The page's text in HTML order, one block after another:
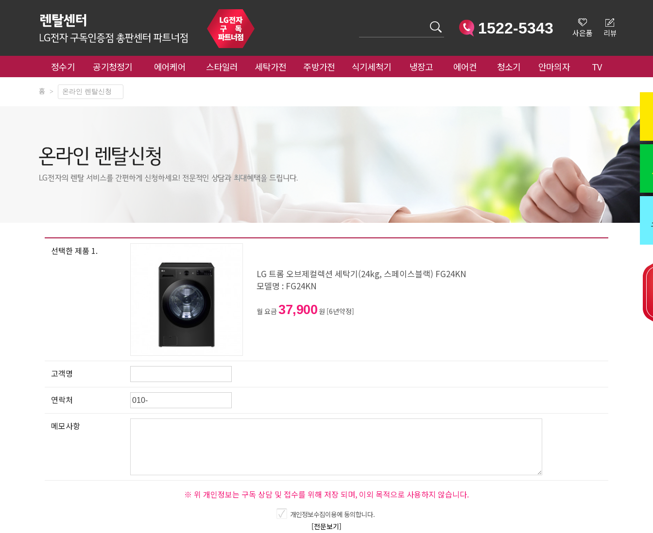
사은품 리뷰
1522-5343
정수기 공기청정기 에어케어 스타일러 세탁가전 주방가전 식기세척기 냉장고 에어컨 청소기 안마의자 TV
홈 >
선택한 제품 1.
LG 트롬 오브제컬렉션 세탁기(24kg, 스페이스블랙) FG24KN
모델명 : FG24KN
월 요금 37,900 원 [6년약정]
고객명
연락처
메모사항
※ 위 개인정보는 구독 상담 및 접수를 위해 저장 되며, 이외 목적으로 사용하지 않습니다.
개인정보수집이용에 동의합니다.
[전문보기]